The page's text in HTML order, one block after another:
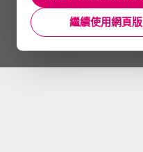
繼續使用網頁版